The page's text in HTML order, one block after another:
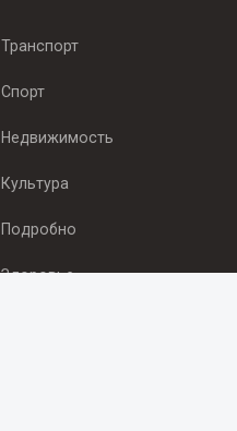
Транспорт
Спорт
Недвижимость
Культура
Подробно
Здоровье